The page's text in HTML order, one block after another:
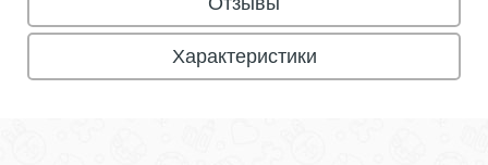
Характеристики